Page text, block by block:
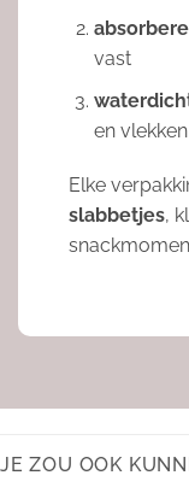
vast
en vlekken
Elke
slabbetjes,
JE ZOU OOK